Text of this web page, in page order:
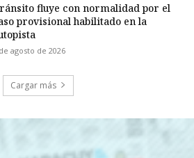
fluye con normalidad por el
provisional habilitado en la
agosto de 2026
Cargar más